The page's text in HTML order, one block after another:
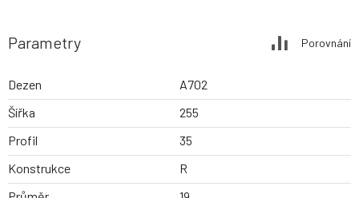
Parametry Porovnání
Dezen
A702
Šířka
255
Profil
35
Konstrukce
R